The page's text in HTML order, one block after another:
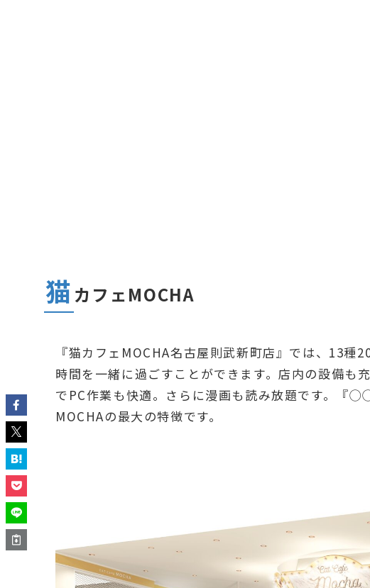
猫 カフェMOCHA
『猫カフェMOCHA名古屋則武新町店』では、13種
時間を一緒に過ごすことができます。店内の設備も
でPC作業も快適。さらに漫画も読み放題です。『
MOCHAの最大の特徴です。